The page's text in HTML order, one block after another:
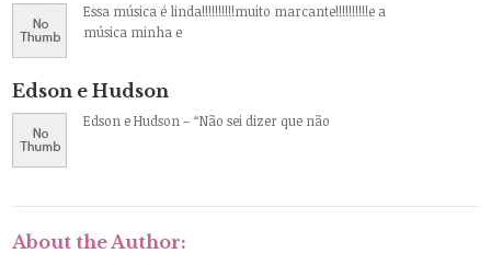
Essa música é linda!!!!!!!!!!muito marcante!!!!!!!!!!e a
música minha e
Edson e Hudson
Edson e Hudson – “Não sei dizer que não
About the Author: